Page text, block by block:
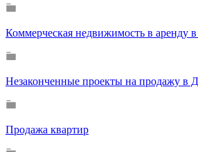
Коммерческая недвижимость в аренду
Незаконченные проекты на продажу в
Продажа квартир